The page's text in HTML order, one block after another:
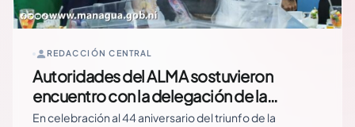
REDACCIÓN CENTRAL
Autoridades del ALMA sostuvieron
encuentro con la delegación de la
República de Bielorrusia
En celebración al 44 aniversario del triunfo de la